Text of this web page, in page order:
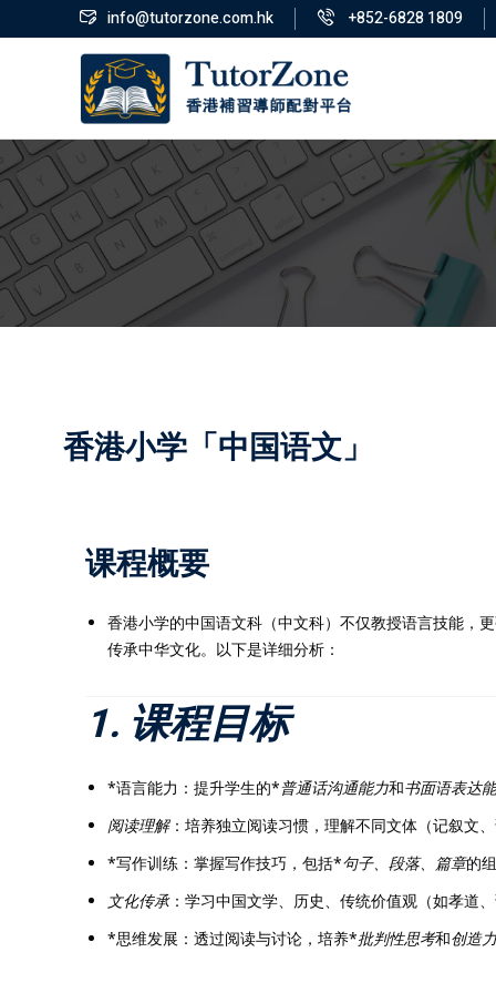
info@tutorzone.com.hk +852-6828 1809
香港小学「中国语文」
课程概要
香港小学的中国语文科（中文科）不仅教授语言技能，
传承中华文化。以下是详细分析：
1. 课程目标
*语言能力：提升学生的*普通话沟通能力和书面语表达
阅读理解：培养独立阅读习惯，理解不同文体（记叙文、
*写作训练：掌握写作技巧，包括*句子、段落、篇章的
文化传承：学习中国文学、历史、传统价值观（如孝道、
*思维发展：透过阅读与讨论，培养*批判性思考和创造力